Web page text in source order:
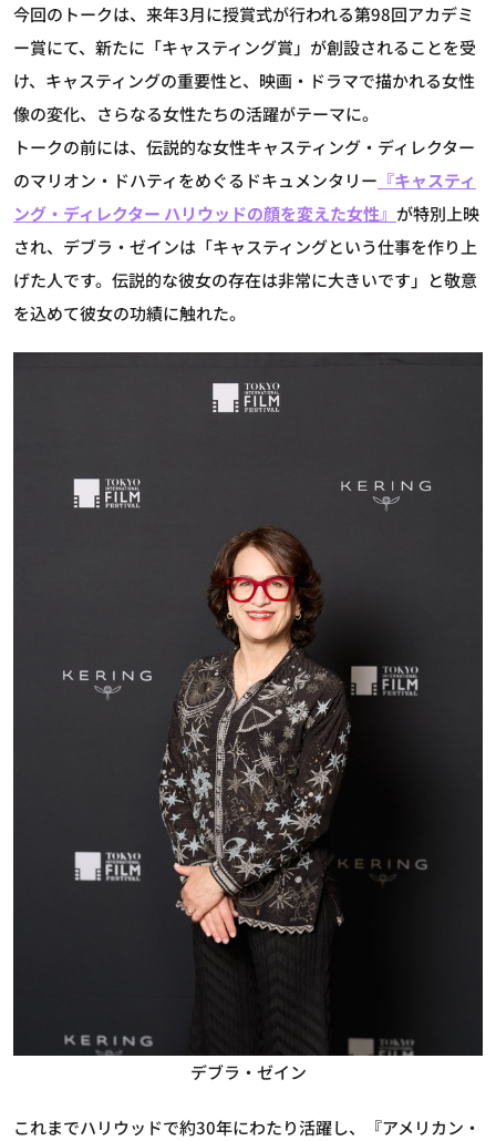
今回のトークは、来年3月に授賞式が行われる第98回アカデミ
ー賞にて、新たに「キャスティング賞」が創設されることを受
け、キャスティングの重要性と、映画・ドラマで描かれる女性
像の変化、さらなる女性たちの活躍がテーマに。
トークの前には、伝説的な女性キャスティング・ディレクター
のマリオン・ドハティをめぐるドキュメンタリー 『キャスティ
ング・ディレクター ハリウッドの顔を変えた女性』 が特別上映
され、デブラ・ゼインは「キャスティングという仕事を作り上
げた人です。伝説的な彼女の存在は非常に大きいです」と敬意
を込めて彼女の功績に触れた。
デブラ・ゼイン
これまでハリウッドで約30年にわたり活躍し、『アメリカン・